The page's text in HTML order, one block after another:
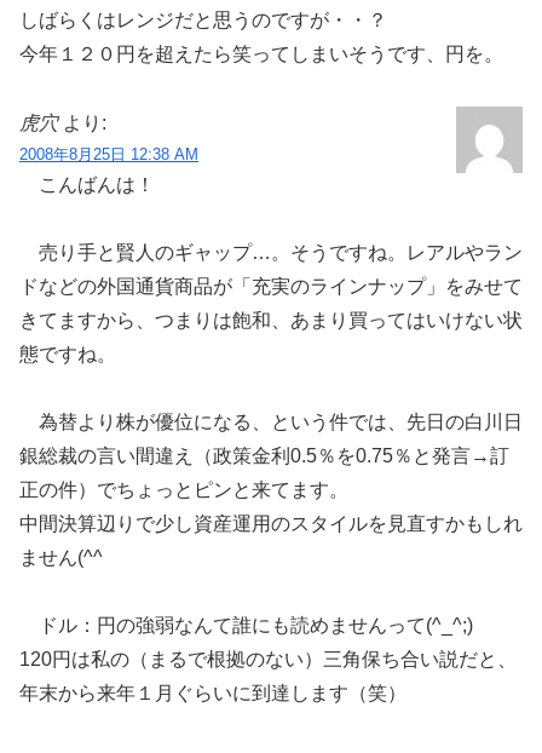
しばらくはレンジだと思うのですが・・？
今年１２０円を超えたら笑ってしまいそうです、円を。
虎穴 より:
2008年8月25日 12:38 AM
こんばんは！
売り手と賢人のギャップ…。そうですね。レアルやラン
ドなどの外国通貨商品が「充実のラインナップ」をみせて
きてますから、つまりは飽和、あまり買ってはいけない状
態ですね。
為替より株が優位になる、という件では、先日の白川日
銀総裁の言い間違え（政策金利0.5％を0.75％と発言→訂
正の件）でちょっとピンと来てます。
中間決算辺りで少し資産運用のスタイルを見直すかもしれ
ません(^^
ドル：円の強弱なんて誰にも読めませんって(^_^;)
120円は私の（まるで根拠のない）三角保ち合い説だと、
年末から来年１月ぐらいに到達します（笑）